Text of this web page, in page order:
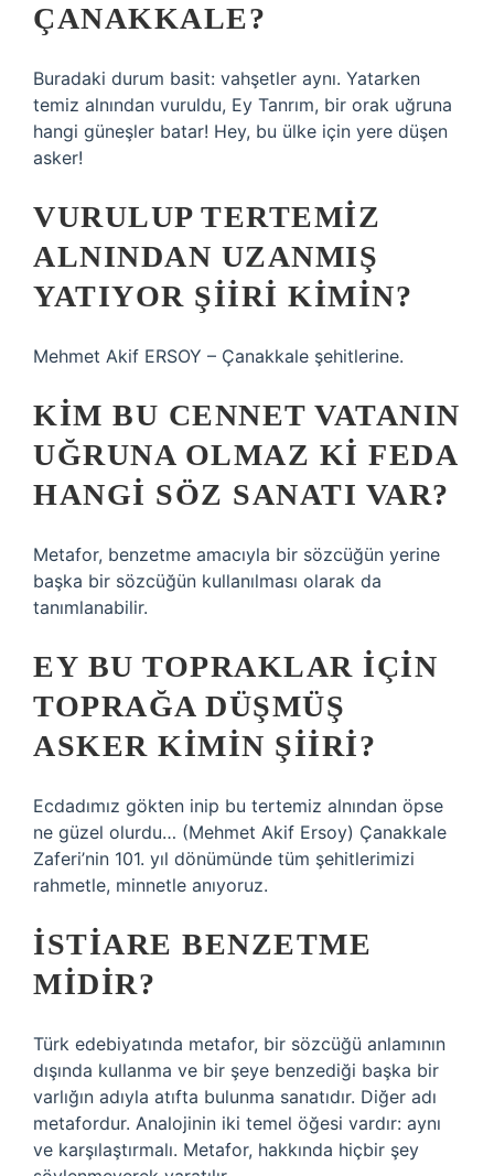
ÇANAKKALE?
Buradaki durum basit: vahşetler aynı. Yatarken
temiz alnından vuruldu, Ey Tanrım, bir orak uğruna
hangi güneşler batar! Hey, bu ülke için yere düşen
asker!
VURULUP TERTEMIZ
ALNINDAN UZANMIŞ
YATIYOR ŞIIRI KIMIN?
Mehmet Akif ERSOY – Çanakkale şehitlerine.
KIM BU CENNET VATANIN
UĞRUNA OLMAZ KI FEDA
HANGI SÖZ SANATI VAR?
Metafor, benzetme amacıyla bir sözcüğün yerine
başka bir sözcüğün kullanılması olarak da
tanımlanabilir.
EY BU TOPRAKLAR IÇIN
TOPRAĞA DÜŞMÜŞ
ASKER KIMIN ŞIIRI?
Ecdadımız gökten inip bu tertemiz alnından öpse
ne güzel olurdu… (Mehmet Akif Ersoy) Çanakkale
Zaferi’nin 101. yıl dönümünde tüm şehitlerimizi
rahmetle, minnetle anıyoruz.
İSTIARE BENZETME
MIDIR?
Türk edebiyatında metafor, bir sözcüğü anlamının
dışında kullanma ve bir şeye benzediği başka bir
varlığın adıyla atıfta bulunma sanatıdır. Diğer adı
metafordur. Analojinin iki temel öğesi vardır: aynı
ve karşılaştırmalı. Metafor, hakkında hiçbir şey